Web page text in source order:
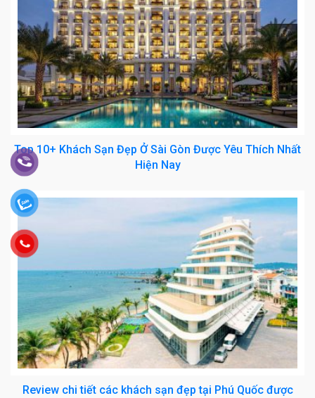
Top 10+ Khách Sạn Đẹp Ở Sài Gòn Được Yêu Thích Nhất
Hiện Nay
Review chi tiết các khách sạn đẹp tại Phú Quốc được